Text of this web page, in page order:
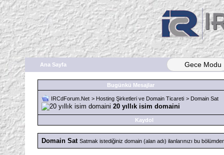
Ana Sayfa Gece Modu
Bugünkü Mesajlar
IRCdForum.Net > Hosting Şirketleri ve Domain Ticareti > Domain Sat
20 yıllık isim domaini
Kaydol
Domain Sat Satmak istediğiniz domain (alan adı) ilanlarınızı bu